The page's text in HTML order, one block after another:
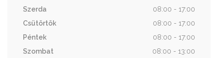
Szerda
08:00 - 17:00
Csütörtök
08:00 - 17:00
Péntek
08:00 - 17:00
Szombat
08:00 - 13:00